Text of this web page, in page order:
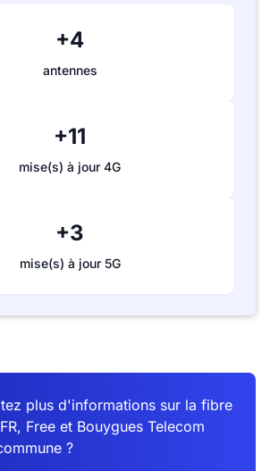
+4
antennes
+11
mise(s) à jour 4G
+3
mise(s) à jour 5G
plus d'informations sur la fibre
Free et Bouygues Telecom
?